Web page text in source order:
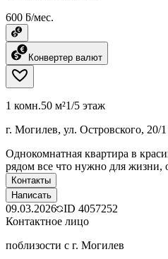
600 ƃ/мес.
Конвертер валют
1 комн.50 м²1/5 этаж
г. Могилев, ул. Островского, 20/1
Однокомнатная квартира в
рядом все что нужно для жизни,
Контакты
Написать
09.03.2026 ID 4057252
Контактное лицо
поблизости с г. Могилев